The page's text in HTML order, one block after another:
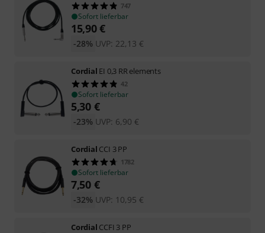
747
Sofort lieferbar
15,90€
UVP: 22,13 €
-28%
Cordial EI 0,3 RR elements
42
Sofort lieferbar
5,30 €
UVP: 6,90 €
-23%
Cordial CCI 3 PP
1782
Sofort lieferbar
7,50 €
UVP: 10,95 €
-32%
Cordial CCFI 3 PP